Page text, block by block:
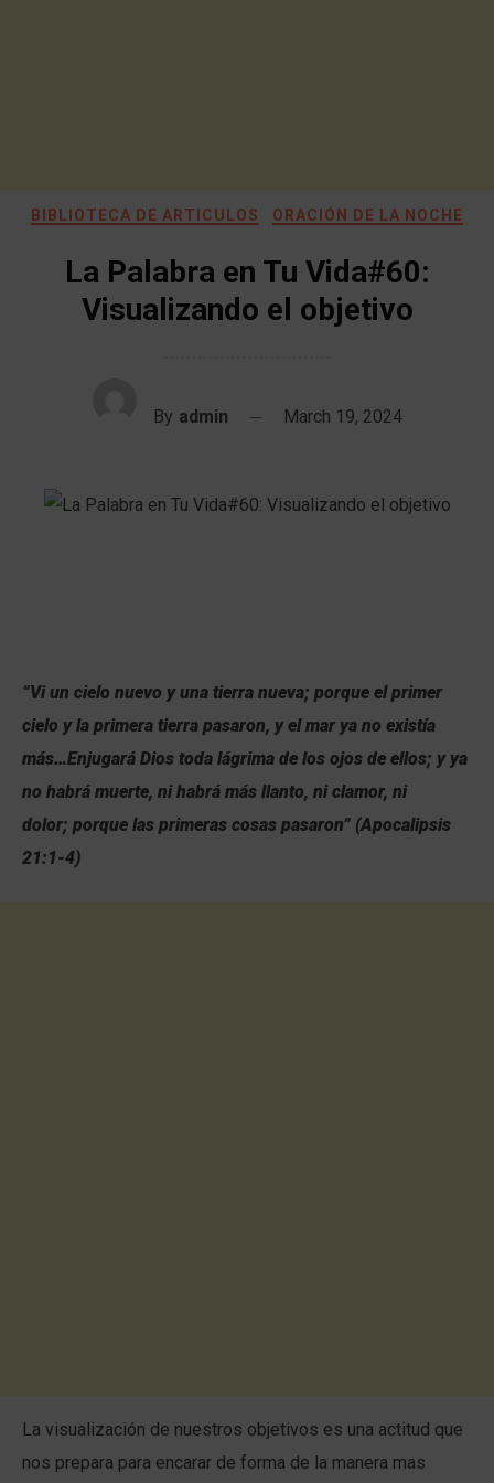
BIBLIOTECA DE ARTICULOS ORACIÓN DE LA NOCHE
La Palabra en Tu Vida#60:
Visualizando el objetivo
By admin March 19, 2024
“Vi un cielo nuevo y una tierra nueva; porque el primer
cielo y la primera tierra pasaron, y el mar ya no existía
más…Enjugará Dios toda lágrima de los ojos de ellos; y ya
no habrá muerte, ni habrá más llanto, ni clamor, ni
dolor; porque las primeras cosas pasaron” (Apocalipsis
21:1-4)
La visualización de nuestros objetivos es una actitud que
nos prepara para encarar de forma de la manera mas